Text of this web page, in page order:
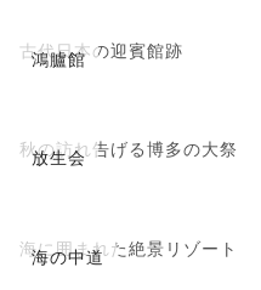
鴻臚館
古代日本の迎賓館跡
放生会
秋の訪れ告げる博多の大祭
海の中道
海に囲まれた絶景リゾート